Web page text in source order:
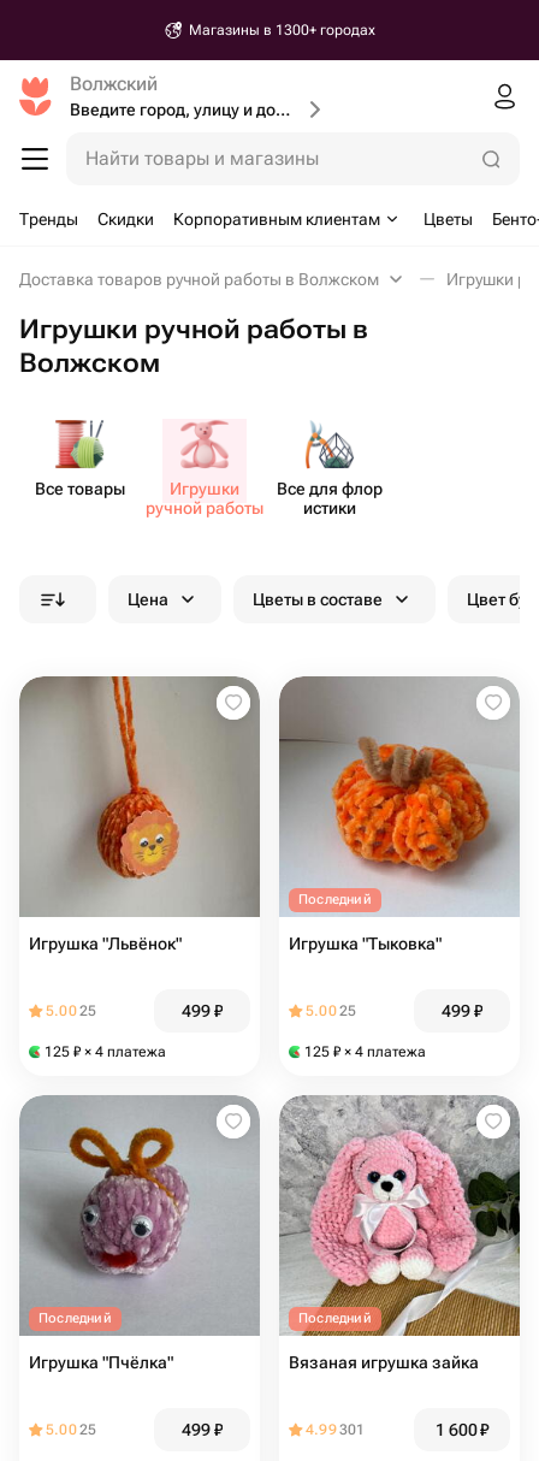
Магазины в 1300+ городах
Волжский
Введите город, улицу и дом доставки
Найти товары и магазины
Тренды Скидки Корпоративным клиентам Цветы
Доставка товаров ручной работы в Волжском Игрушки
Игрушки ручной работы в
Волжском
Все товары
Игрушки
ручной работы
Все для флор​
истики
Цена Цветы в составе Цвет
Игрушка "Львёнок"
5.0025 499₽
125 ₽ × 4 платежа
Последний
Игрушка "Тыковка"
5.0025 499₽
125 ₽ × 4 платежа
Последний
Игрушка "Пчёлка"
5.0025 499₽
Последний
Вязаная игрушка зайка
4.99301 1 600₽